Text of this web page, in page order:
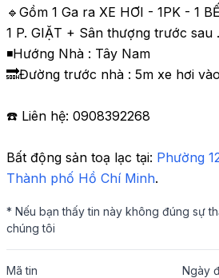
🔹Gồm 1 Ga ra XE HƠI - 1PK - 1
1 P. GIẶT + Sân thượng trước sau .
◾️Hướng Nhà : Tây Nam
🔜Đường trước nhà : 5m xe hơi
☎️ Liên hệ: 0908392268
Bất động sản toạ lạc tại: Phường
Thành phố Hồ Chí Minh.
* Nếu bạn thấy tin này không đúng sự
chúng tôi
Mã tin
Ngày